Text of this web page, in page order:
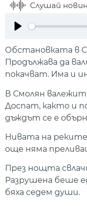
Слушай
Обстановката в
Продължава да
покачват. Има и
В Смолян
Доспат, както и
дъждът се е
Нивата на реките
още няма
През нощта
Разрушена беше
бяха седем души.